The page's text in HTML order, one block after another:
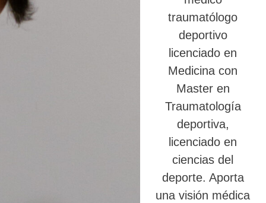
traumatólogo
deportivo
licenciado en
Medicina con
Master en
Traumatología
deportiva,
licenciado en
ciencias del
deporte. Aporta
una visión médica